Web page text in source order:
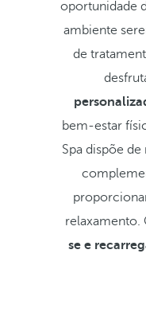
oportunidade
ambiente
de
bem-estar
Spa dispõe
relaxamento.
se e